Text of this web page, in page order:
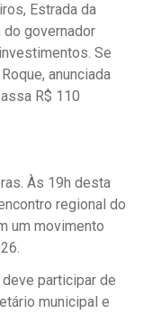
Estrada da
do governador
Se
anunciada
R$ 110
Às 19h desta
regional do
um movimento
participar de
municipal e